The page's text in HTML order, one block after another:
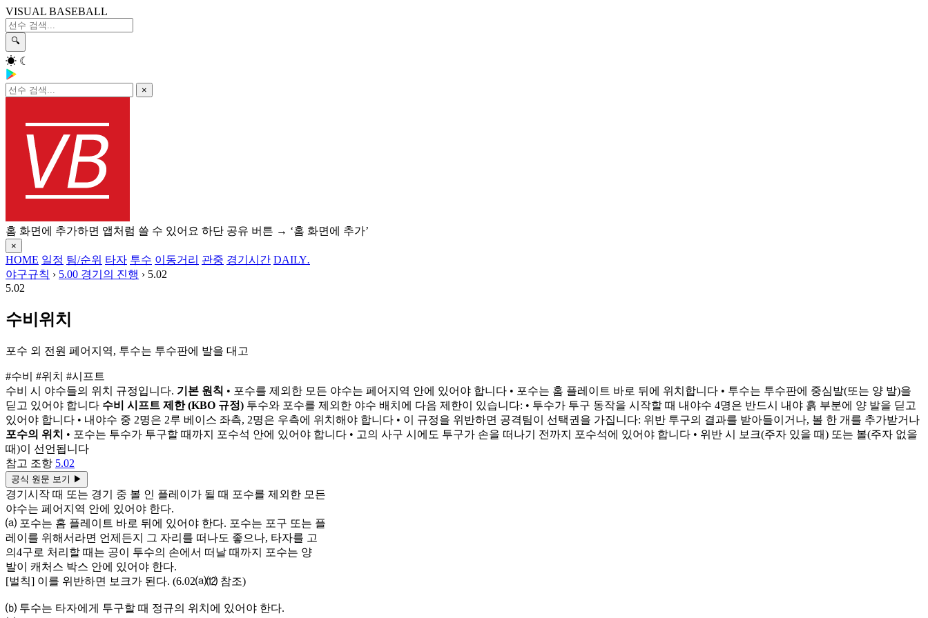
VISUAL BASEBALL
🔍
☀ ☾
×
홈 화면에 추가하면 앱처럼 쓸 수 있어요 하단 공유 버튼 → ‘홈 화면에 추가’
×
HOME 일정 팀/순위 타자 투수 이동거리 관중 경기시간 DAILY.
야구규칙 › 5.00 경기의 진행 › 5.02
5.02
수비위치
포수 외 전원 페어지역, 투수는 투수판에 발을 대고
#수비 #위치 #시프트
수비 시 야수들의 위치 규정입니다. 기본 원칙 • 포수를 제외한 모든 야수는 페어지역 안에 있어야 합니다 • 포수는 홈 플레이트 바로 뒤에 위치합니다 • 투수는 투수판에 중심발(또는 양 발)을
딛고 있어야 합니다 수비 시프트 제한 (KBO 규정) 투수와 포수를 제외한 야수 배치에 다음 제한이 있습니다: • 투수가 투구 동작을 시작할 때 내야수 4명은 반드시 내야 흙 부분에 양 발을 딛고
있어야 합니다 • 내야수 중 2명은 2루 베이스 좌측, 2명은 우측에 위치해야 합니다 • 이 규정을 위반하면 공격팀이 선택권을 가집니다: 위반 투구의 결과를 받아들이거나, 볼 한 개를 추가받거나
포수의 위치 • 포수는 투수가 투구할 때까지 포수석 안에 있어야 합니다 • 고의 사구 시에도 투구가 손을 떠나기 전까지 포수석에 있어야 합니다 • 위반 시 보크(주자 있을 때) 또는 볼(주자 없을
때)이 선언됩니다
참고 조항 5.02
공식 원문 보기 ▶
경기시작 때 또는 경기 중 볼 인 플레이가 될 때 포수를 제외한 모든
야수는 페어지역 안에 있어야 한다.
⒜ 포수는 홈 플레이트 바로 뒤에 있어야 한다. 포수는 포구 또는 플
레이를 위해서라면 언제든지 그 자리를 떠나도 좋으나, 타자를 고
의4구로 처리할 때는 공이 투수의 손에서 떠날 때까지 포수는 양
발이 캐처스 박스 안에 있어야 한다.
[벌칙] 이를 위반하면 보크가 된다. (6.02⒜⑿ 참조)
⒝ 투수는 타자에게 투구할 때 정규의 위치에 있어야 한다.